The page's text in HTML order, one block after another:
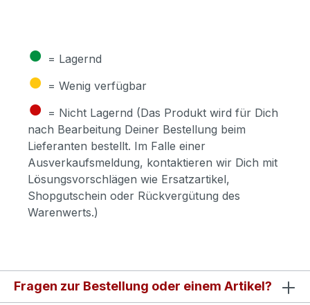
● = Lagernd
● = Wenig verfügbar
● = Nicht Lagernd (Das Produkt wird für Dich
nach Bearbeitung Deiner Bestellung beim
Lieferanten bestellt. Im Falle einer
Ausverkaufsmeldung, kontaktieren wir Dich mit
Lösungsvorschlägen wie Ersatzartikel,
Shopgutschein oder Rückvergütung des
Warenwerts.)
Fragen zur Bestellung oder einem Artikel?